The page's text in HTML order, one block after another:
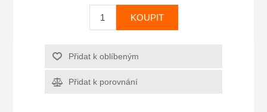
KOUPIT
Přidat k oblíbeným
Přidat k porovnání